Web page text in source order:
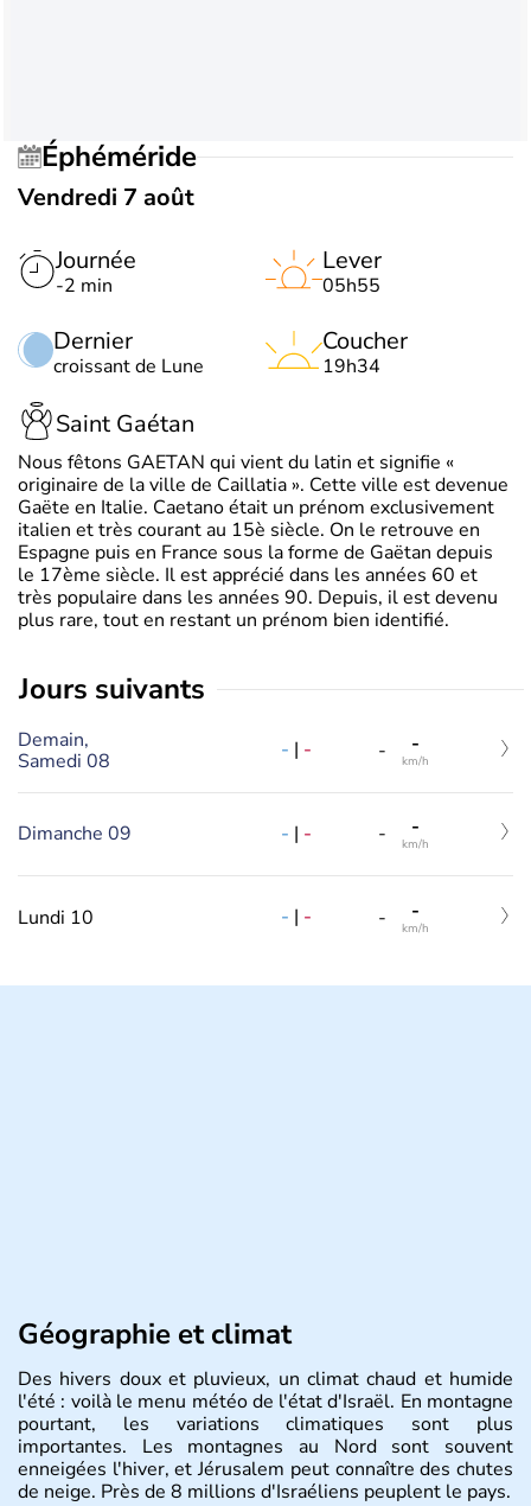
Éphéméride
Vendredi 7 août
Journée
-2 min
Dernier
croissant de Lune
Lever
05h55
Coucher
19h34
Saint Gaétan
Nous fêtons GAETAN qui vient du latin et signifie «
originaire de la ville de Caillatia ». Cette ville est devenue
Gaëte en Italie. Caetano était un prénom exclusivement
italien et très courant au 15è siècle. On le retrouve en
Espagne puis en France sous la forme de Gaëtan depuis
le 17ème siècle. Il est apprécié dans les années 60 et
très populaire dans les années 90. Depuis, il est devenu
plus rare, tout en restant un prénom bien identifié.
jours suivants
Demain,
Samedi 08
- | - - -
km/h
Dimanche 09 - | - - -
km/h
Lundi 10 - | - - -
km/h
Géographie et climat
Des hivers doux et pluvieux, un climat chaud et humide
l'été : voilà le menu météo de l'état d'Israël. En montagne
pourtant, les variations climatiques sont plus
importantes. Les montagnes au Nord sont souvent
enneigées l'hiver, et Jérusalem peut connaître des chutes
de neige. Près de 8 millions d'Israéliens peuplent le pays.